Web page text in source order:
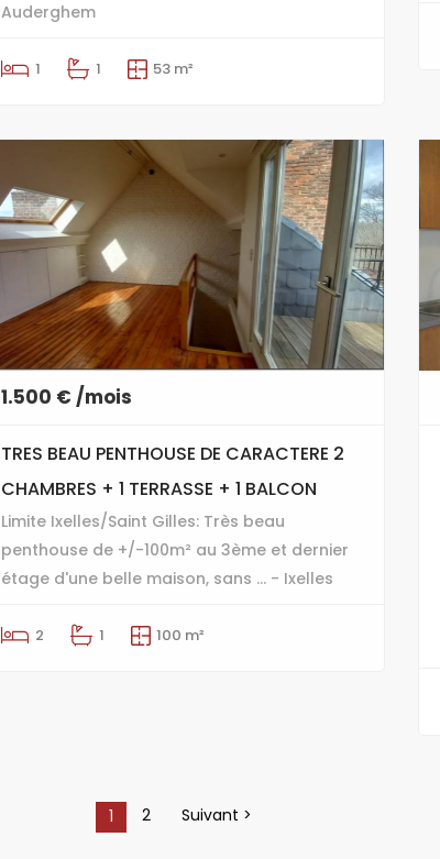
Auderghem
1 1 53 m²
1.500 € /mois
TRES BEAU PENTHOUSE DE CARACTERE 2
CHAMBRES + 1 TERRASSE + 1 BALCON
Limite Ixelles/Saint Gilles: Très beau
penthouse de +/-100m² au 3ème et dernier
étage d'une belle maison, sans ... - Ixelles
2 1 100 m²
1 2 Suivant >